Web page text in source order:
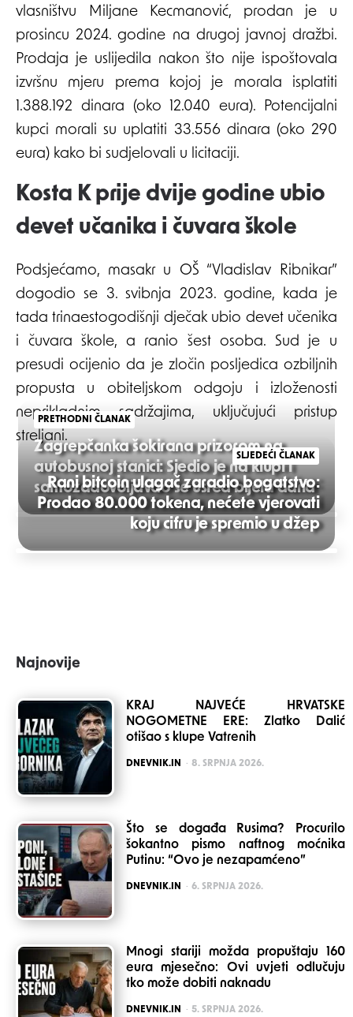
vlasništvu Miljane Kecmanović, prodan je u
prosincu 2024. godine na drugoj javnoj dražbi.
Prodaja je uslijedila nakon što nije ispoštovala
izvršnu mjeru prema kojoj je morala isplatiti
1.388.192 dinara (oko 12.040 eura). Potencijalni
kupci morali su uplatiti 33.556 dinara (oko 290
eura) kako bi sudjelovali u licitaciji.
Kosta K prije dvije godine ubio
devet učanika i čuvara škole
Podsjećamo, masakr u OŠ “Vladislav Ribnikar”
dogodio se 3. svibnja 2023. godine, kada je
tada trinaestogodišnji dječak ubio devet učenika
i čuvara škole, a ranio šest osoba. Sud je u
presudi ocijenio da je zločin posljedica ozbiljnih
propusta u obiteljskom odgoju i izloženosti
neprikladnim sadržajima, uključujući pristup
streljani.
Post
navigation
PRETHODNI ČLANAK
Zagrepčanka šokirana prizorom na
autobusnoj stanici: Sjedio je na klupi i
samozadovoljavao se usred bijela dana
SLJEDEĆI ČLANAK
Rani bitcoin ulagač zaradio bogatstvo:
Prodao 80.000 tokena, nećete vjerovati
koju cifru je spremio u džep
Najnovije
KRAJ NAJVEĆE HRVATSKE
NOGOMETNE ERE: Zlatko Dalić
otišao s klupe Vatrenih
POSTED
DNEVNIK.IN 8. SRPNJA 2026.
Što se događa Rusima? Procurilo
šokantno pismo naftnog moćnika
Putinu: “Ovo je nezapamćeno”
POSTED
DNEVNIK.IN 6. SRPNJA 2026.
Mnogi stariji možda propuštaju 160
eura mjesečno: Ovi uvjeti odlučuju
tko može dobiti naknadu
POSTED
DNEVNIK.IN 5. SRPNJA 2026.